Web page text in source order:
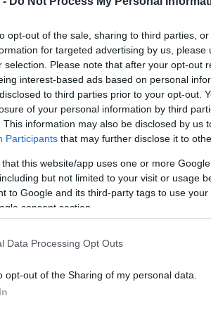
opt-out of the sale, sharing to third parties,
for targeted advertising by us,
selection. Please note that after your opt-out
interest-based ads based on personal
to third parties prior to your opt-out.
of your personal information by third
This information may also be disclosed by us
Participants that may further disclose it to
that this website/app uses one or more
but not limited to your visit or usage
to Google and its third-party tags to use
consent section.
Data Processing Opt Outs
opt-out of the Sharing of my personal data.
lámpák kialvását, mellőle Quartararo és
Fabio Di Giannantonio viszont a Q1-
át a vezetést, mögé sorolt csak be
harmadiknak. Zarco visszaesett egy
Az első körök után 2-2 leosztásban
tudtak lépni a riválisoktól.
Francesco Bagnaia a szezon során
függetlenül, de vele szinte egy időben
nem teljesen egészséges Takaaki
nőni kezdett Zarcóhoz
az Apriliákat. Ha már a két